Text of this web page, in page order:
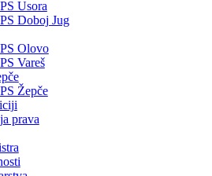
PS Usora
PS Doboj Jug
PS Olovo
PS Vareš
PS Žepče
prava